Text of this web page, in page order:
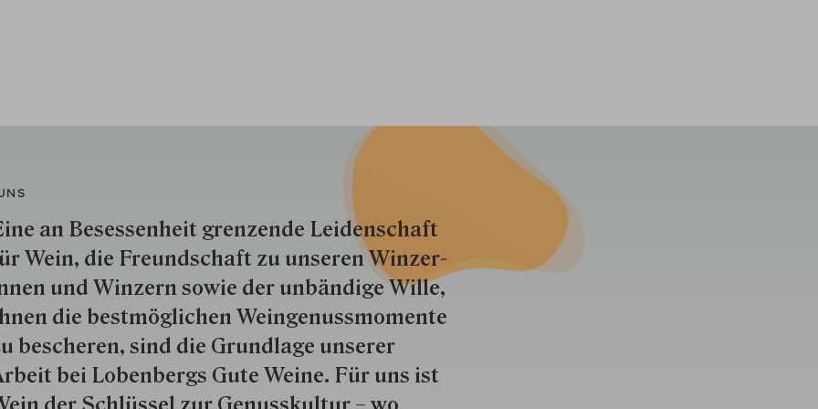
an Besessenheit gren­zende Lei­den­schaft
Wein, die Freund­schaft zu unseren Win­zer­
und Win­zern so­wie der un­bän­dige Wille,
die best­mög­lich­en Wein­genuss­momente
besche­ren, sind die Grund­lage unserer
bei Lobenbergs Gute Weine. Für uns ist